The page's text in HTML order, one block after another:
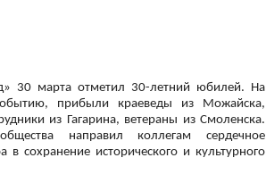
30 марта отметил 30-летний юбилей. На
прибыли краеведы из Можайска,
из Гагарина, ветераны из Смоленска.
направил коллегам сердечное
сохранение исторического и культурного